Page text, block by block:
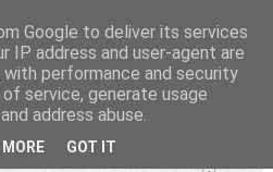
Google to deliver its services
IP address and user-agent are
performance and security
service, generate usage
address abuse.
MORE GOT IT